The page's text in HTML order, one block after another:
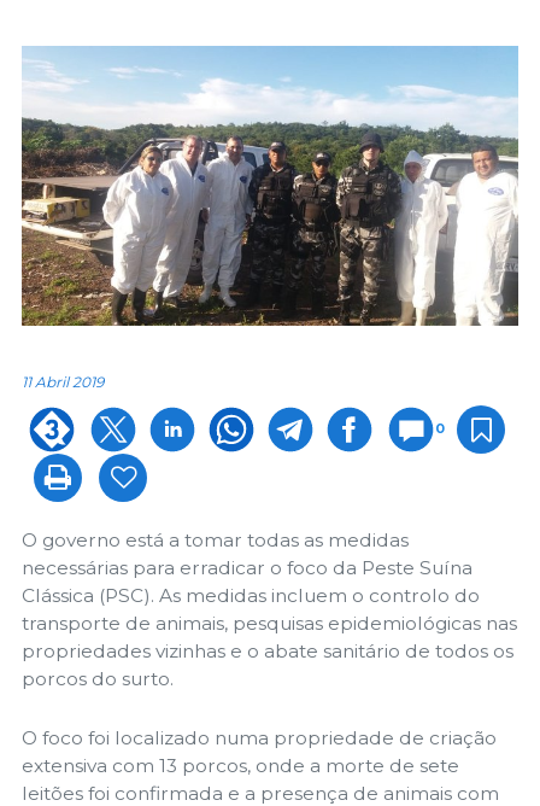
11 Abril 2019
0
O governo está a tomar todas as medidas
necessárias para erradicar o foco da Peste Suína
Clássica (PSC). As medidas incluem o controlo do
transporte de animais, pesquisas epidemiológicas nas
propriedades vizinhas e o abate sanitário de todos os
porcos do surto.
O foco foi localizado numa propriedade de criação
extensiva com 13 porcos, onde a morte de sete
leitões foi confirmada e a presença de animais com